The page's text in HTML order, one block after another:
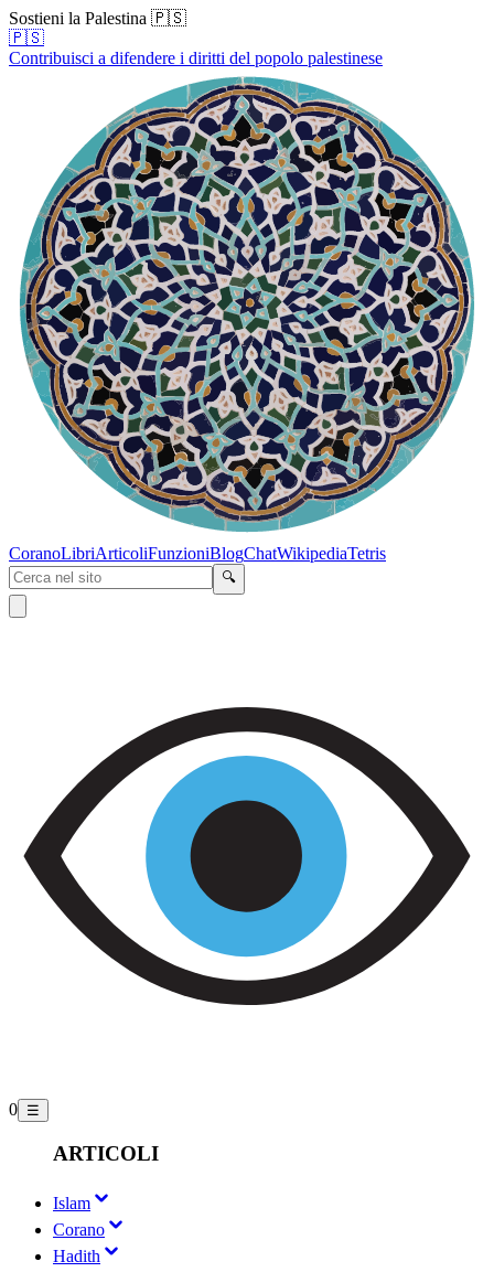
Sostieni la Palestina 🇵🇸
🇵🇸
Contribuisci a difendere i diritti del popolo palestinese
CoranoLibriArticoliFunzioniBlogChatWikipediaTetris
🔍
0 ☰
ARTICOLI
Islam
Corano
Hadith